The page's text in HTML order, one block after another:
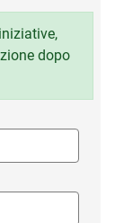
dopo